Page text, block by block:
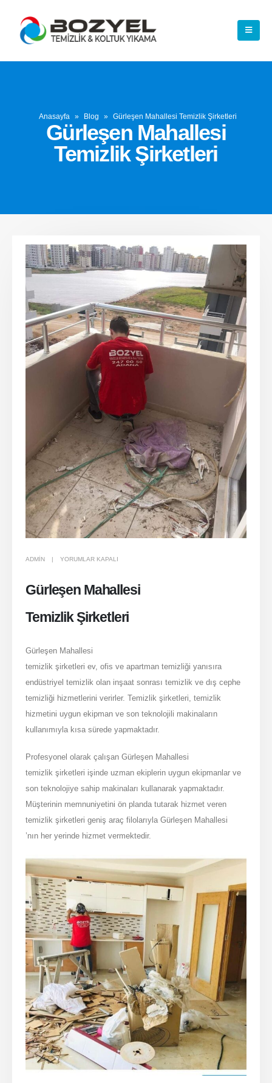
Anasayfa » Blog » Gürleşen Mahallesi Temizlik Şirketleri
Gürleşen Mahallesi
Temizlik Şirketleri
ADMIN GÜRLEŞEN
TEMIZLIK
IÇIN
YORUMLAR KAPALI
Gürleşen Mahallesi
Temizlik Şirketleri
Gürleşen Mahallesi
temizlik şirketleri ev, ofis ve apartman temizliği yanısıra
endüstriyel temizlik olan inşaat sonrası temizlik ve dış cephe
temizliği hizmetlerini verirler. Temizlik şirketleri, temizlik
hizmetini uygun ekipman ve son teknolojili makinaların
kullanımıyla kısa sürede yapmaktadır.
Profesyonel olarak çalışan Gürleşen Mahallesi
temizlik şirketleri işinde uzman ekiplerin uygun ekipmanlar ve
son teknolojiye sahip makinaları kullanarak yapmaktadır.
Müşterinin memnuniyetini ön planda tutarak hizmet veren
temizlik şirketleri geniş araç filolarıyla Gürleşen Mahallesi
’nın her yerinde hizmet vermektedir.